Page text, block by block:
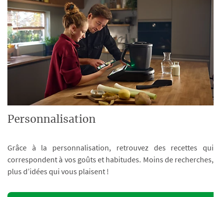
Personnalisation
Grâce à la personnalisation, retrouvez des recettes qui
correspondent à vos goûts et habitudes. Moins de recherches,
plus d’idées qui vous plaisent !